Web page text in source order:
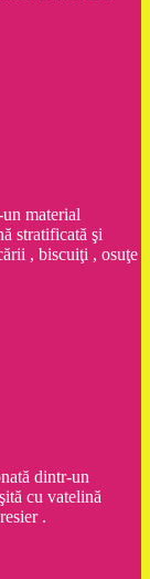
material
stratificată şi
, biscuiţi , osuţe
dintr-un
cu vatelină
.